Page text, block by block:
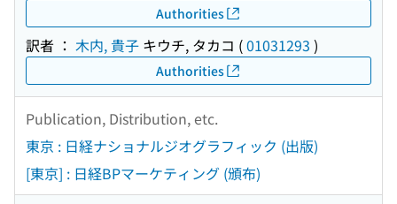
Authorities
訳者 ： 木内, 貴子 キウチ, タカコ (01031293 )
Authorities
Publication, Distribution, etc.
東京 : 日経ナショナルジオグラフィック (出版)
[東京] : 日経BPマーケティング (頒布)